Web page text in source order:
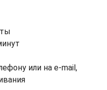
или на e-mail,